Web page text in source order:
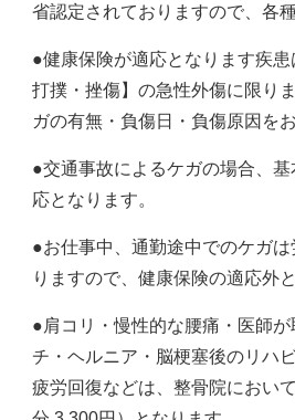
省認定されておりますので、各
●健康保険が適応となります疾患
打撲・挫傷】の急性外傷に限り
ガの有無・負傷日・負傷原因を
●交通事故によるケガの場合、
応となります。
●お仕事中、通勤途中でのケガ
りますので、健康保険の適応外
●肩コリ・慢性的な腰痛・医師
チ・ヘルニア・脳梗塞後のリハ
疲労回復などは、整骨院におい